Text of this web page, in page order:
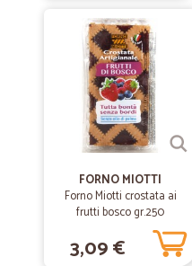
Consegna puntuale.
—Emanuele B.
Tutto perfetto
Tutto perfetto
—Angela P.
Puntuali e professionali
Puntuali e professionali
FORNO MIOTTI
Forno Miotti crostata ai
frutti bosco gr.250
3,09 €